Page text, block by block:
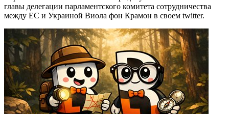
главы делегации парламентского комитета сотрудничества
между ЕС и Украиной Виола фон Крамон в своем twitter.